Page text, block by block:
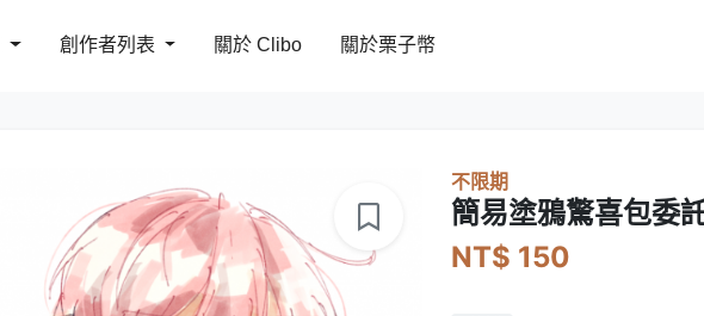
創作者列表 關於 Clibo 關於栗子幣
不限期
簡易塗鴉驚喜包委
NT$ 150